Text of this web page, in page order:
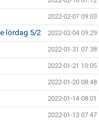
2022-02-07 09:03
lördag 5/2 2022-02-04 09:29
2022-01-31 07:38
2022-01-21 10:05
2022-01-20 08:48
2022-01-14 08:01
2022-01-13 07:47